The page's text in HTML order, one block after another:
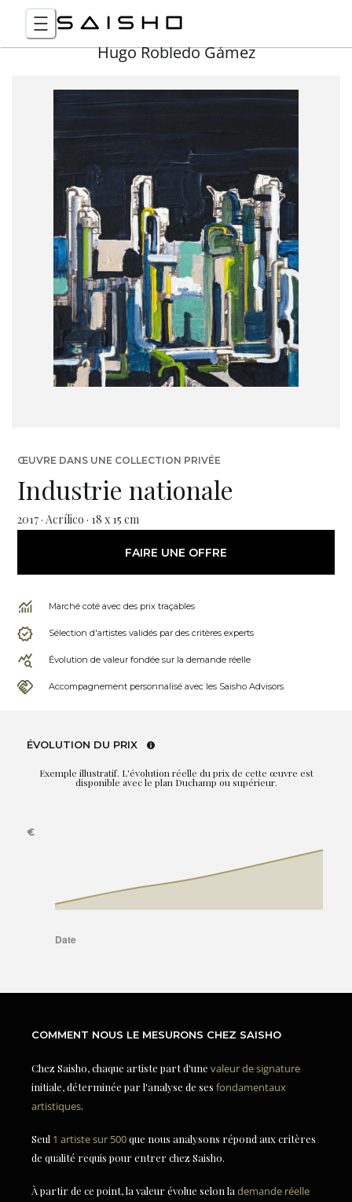
Hugo Robledo Gámez
ŒUVRE DANS UNE COLLECTION PRIVÉE
Industrie nationale
2017 · Acrílico · 18 x 15 cm
FAIRE UNE OFFRE
Marché coté avec des prix traçables
Sélection d'artistes validés par des critères experts
Évolution de valeur fondée sur la demande réelle
Accompagnement personnalisé avec les Saisho Advisors
ÉVOLUTION DU PRIX
Exemple illustratif. L'évolution réelle du prix de cette œuvre est
disponible avec le plan Duchamp ou supérieur.
COMMENT NOUS LE MESURONS CHEZ SAISHO
Chez Saisho, chaque artiste part d'une valeur de signature
initiale, déterminée par l'analyse de ses fondamentaux
artistiques.
Seul 1 artiste sur 500que nous analysons répond aux critères
de qualité requis pour entrer chez Saisho.
À partir de ce point, la valeur évolue selon la demande réelle